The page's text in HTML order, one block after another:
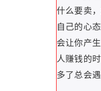
什么要卖
自己的心
会让你产
人赚钱的
多了总会